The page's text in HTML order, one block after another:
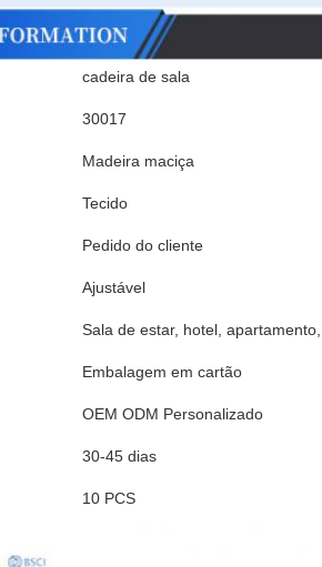
cadeira de sala
30017
Madeira maciça
Tecido
Pedido do cliente
Ajustável
Sala de estar, hotel,
Embalagem em cartão
OEM ODM Personalizado
30-45 dias
10 PCS